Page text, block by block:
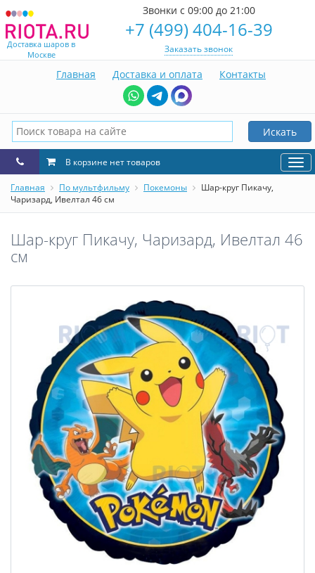
Доставка шаров в
Москве
Звонки с 09:00 до 21:00
+7 (499) 404-16-39
Заказать звонок
Главная Доставка и оплата Контакты
Искать
В корзине нет товаров
Главная По мультфильму Покемоны
Шар-круг Пикачу,
Чаризард, Ивелтал 46 см
Шар-круг Пикачу, Чаризард, Ивелтал 46
см